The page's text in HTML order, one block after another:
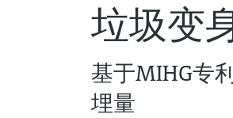
垃圾变
基于MIHG专
埋量